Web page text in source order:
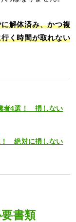
解体済み、かつ複
く時間が取れない
者4選！ 損しない
！ 絶対に損しない
書類